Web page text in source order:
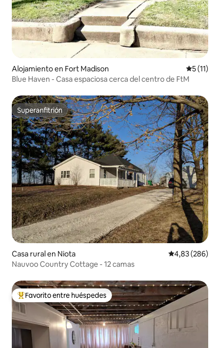
Alojamiento en Fort Madison
5 (11)
Blue Haven - Casa espaciosa cerca del centro de FtM
Superanfitrión
Superanfitrión
Casa rural en Niota Calificación
4,83 (286)
Nauvoo Country Cottage - 12 camas
Favorito entre los huéspedes más destacados
Favorito entre huéspedes